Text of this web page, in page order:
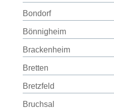
Bondorf
Bönnigheim
Brackenheim
Bretten
Bretzfeld
Bruchsal